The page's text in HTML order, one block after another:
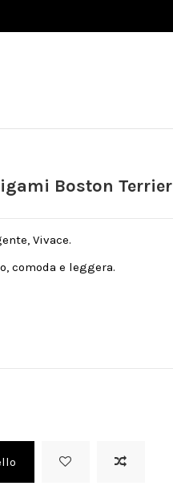
Boston Terrier
Vivace.
comoda e leggera.